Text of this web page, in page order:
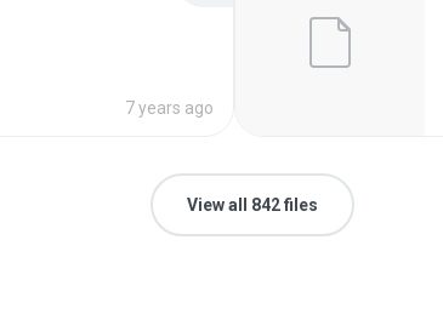
7 years ago
View all 842 files